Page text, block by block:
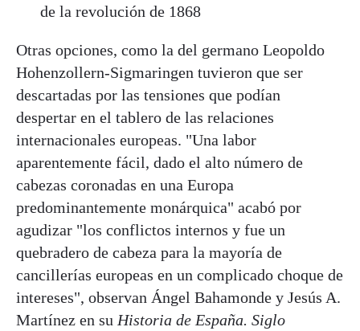
de la revolución de 1868
Otras opciones, como la del germano Leopoldo
Hohenzollern-Sigmaringen tuvieron que ser
descartadas por las tensiones que podían
despertar en el tablero de las relaciones
internacionales europeas. "Una labor
aparentemente fácil, dado el alto número de
cabezas coronadas en una Europa
predominantemente monárquica" acabó por
agudizar "los conflictos internos y fue un
quebradero de cabeza para la mayoría de
cancillerías europeas en un complicado choque de
intereses", observan Ángel Bahamonde y Jesús A.
Martínez en su Historia de España. Siglo